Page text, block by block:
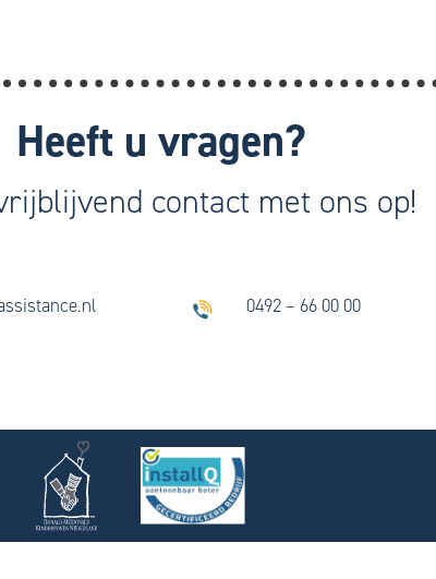
Heeft u vragen?
contact met ons op!
0492 – 66 00 00